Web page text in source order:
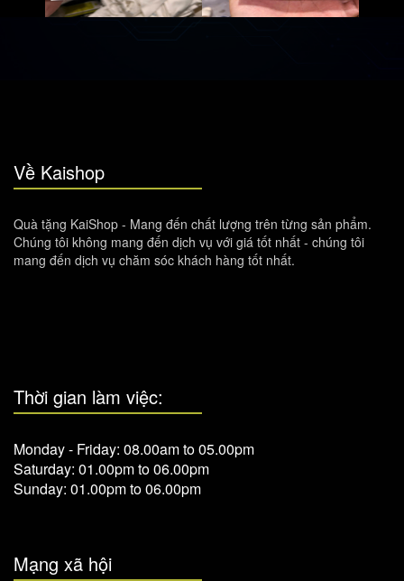
Về Kaishop
Quà tặng KaiShop - Mang đến chất lượng trên từng sản phẩm.
Chúng tôi không mang đến dịch vụ với giá tốt nhất - chúng tôi
mang đến dịch vụ chăm sóc khách hàng tốt nhất.
Thời gian làm việc:
Monday - Friday: 08.00am to 05.00pm
Saturday: 01.00pm to 06.00pm
Sunday: 01.00pm to 06.00pm
Mạng xã hội